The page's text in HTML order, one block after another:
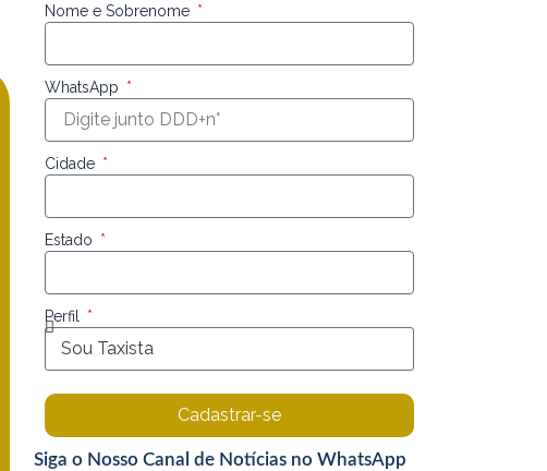
Nome e Sobrenome
WhatsApp
Cidade
Estado
Perfil
Cadastrar-se
Siga o Nosso Canal de Notícias no WhatsApp